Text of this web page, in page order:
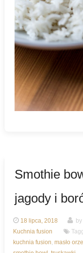
Smothie
jagody i
18 lipca, 2018 by
Kuchnia fusion
kuchnia fusion, masło